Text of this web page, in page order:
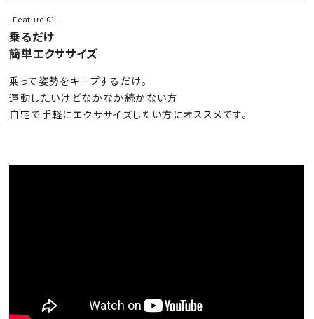
-Feature 01-
乗るだけ
簡単エクササイズ
乗って姿勢をキープするだけ。
運動したいけどなかなか続かない方
自宅で手軽にエクササイズしたい方にオススメです。